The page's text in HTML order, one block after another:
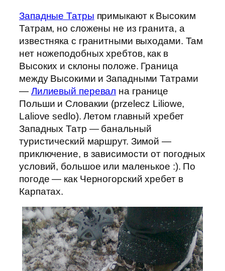
Западные Татры примыкают к Высоким
Татрам, но сложены не из гранита, а
известняка c гранитными выходами. Там
нет ножеподобных хребтов, как в
Высоких и склоны положе. Граница
между Высокими и Западными Татрами
— Лилиевый перевал на границе
Польши и Словакии (przelecz Liliowe,
Laliove sedlo). Летом главный хребет
Западных Татр — банальный
туристический маршрут. Зимой —
приключение, в зависимости от погодных
условий, большое или маленькое :). По
погоде — как Черногорский хребет в
Карпатах.